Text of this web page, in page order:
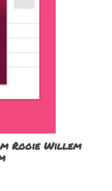
Rooie Willem